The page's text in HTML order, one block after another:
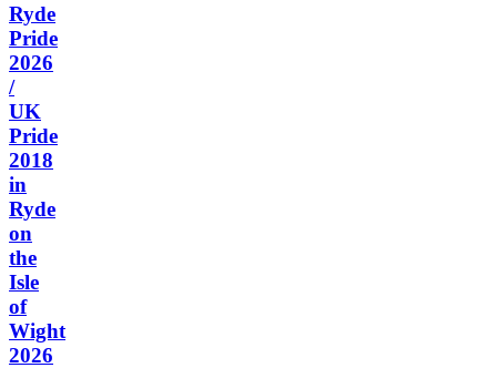
Ryde
Pride
2026
/
UK
Pride
2018
in
Ryde
on
the
Isle
of
Wight
2026